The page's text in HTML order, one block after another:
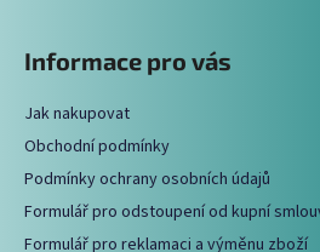
v
Informace pro vás
Jak nakupovat
Obchodní podmínky
Podmínky ochrany osobních údajů
Formulář pro odstoupení od kupní
Formulář pro reklamaci a výměnu zboží